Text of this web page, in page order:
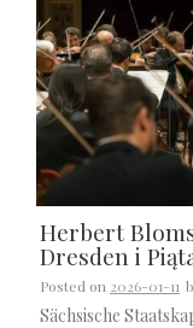
Herbert
Dresden i
Posted on 2026-01-11
Sächsische